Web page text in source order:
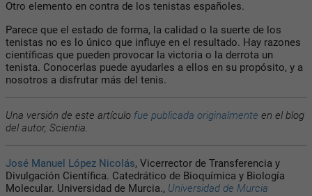
Otro elemento en contra de los tenistas españoles.
Parece que el estado de forma, la calidad o la suerte de los
tenistas no es lo único que influye en el resultado. Hay razones
científicas que pueden provocar la victoria o la derrota un
tenista. Conocerlas puede ayudarles a ellos en su propósito, y a
nosotros a disfrutar más del tenis.
Una versión de este artículo fue publicada originalmente en el blog
del autor, Scientia.
José Manuel López Nicolás, Vicerrector de Transferencia y
Divulgación Científica. Catedrático de Bioquímica y Biología
Molecular. Universidad de Murcia., Universidad de Murcia